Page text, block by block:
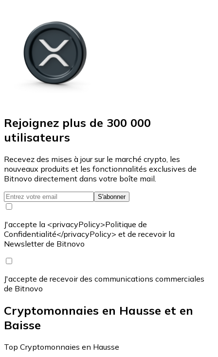
Rejoignez plus de 300 000
utilisateurs
Recevez des mises à jour sur le marché crypto, les
nouveaux produits et les fonctionnalités exclusives de
Bitnovo directement dans votre boîte mail.
S'abonner
J'accepte la <privacyPolicy>Politique de
Confidentialité</privacyPolicy> et de recevoir la
Newsletter de Bitnovo
J'accepte de recevoir des communications commerciales
de Bitnovo
Cryptomonnaies en Hausse et en
Baisse
Top Cryptomonnaies en Hausse